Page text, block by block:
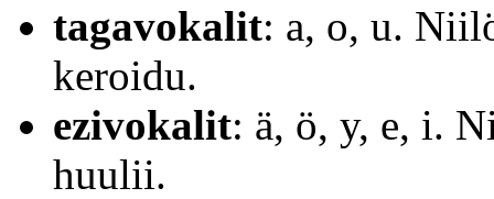
tagavokalit: a, o, u.
keroidu.
ezivokalit: ä, ö, y, e, i.
huulii.